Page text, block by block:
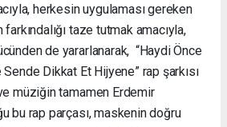
herkesin uygulaması gereken
taze tutmak amacıyla,
de yararlanarak, “Haydi Önce
Dikkat Et Hijyene” rap şarkısı
müziğin tamamen Erdemir
bu rap parçası, maskenin doğru